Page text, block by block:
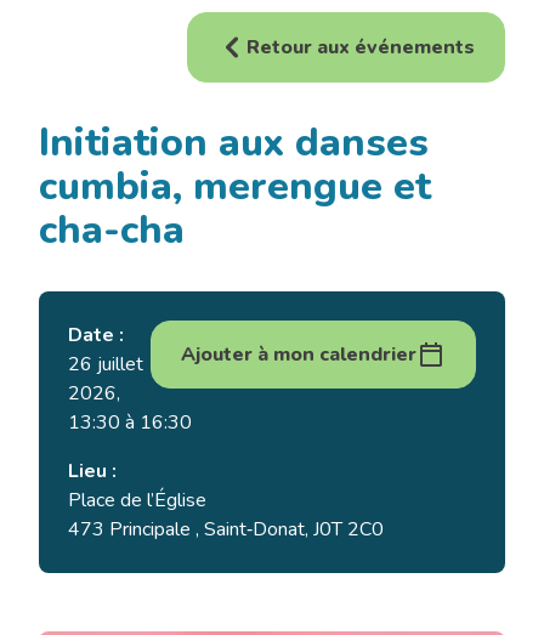
Retour aux événements
Initiation aux danses
cumbia, merengue et
cha-cha
Ajouter à mon calendrier
Date :
26 juillet
2026,
13:30 à 16:30
Lieu :
Place de l’Église
473 Principale , Saint‑Donat, J0T 2C0